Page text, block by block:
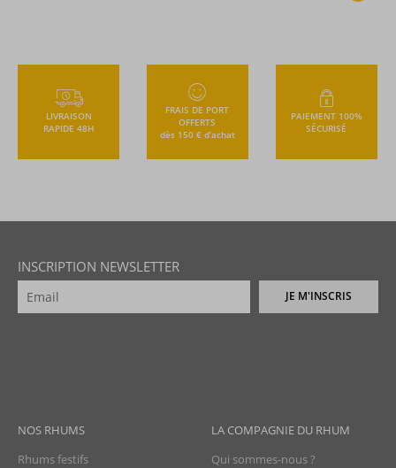
LIVRAISON
RAPIDE 48H
FRAIS DE PORT
OFFERTS
dès 150 € d’achat
PAIEMENT 100%
SÉCURISÉ
INSCRIPTION NEWSLETTER
JE M'INSCRIS
NOS RHUMS
Rhums festifs
LA COMPAGNIE DU RHUM
Qui sommes-nous ?